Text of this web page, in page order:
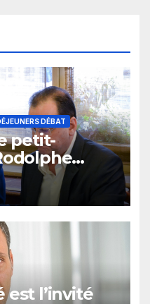
DÉBAT
petit-
est l’invité